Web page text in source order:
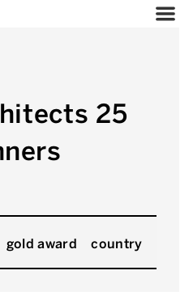
25
gold award country